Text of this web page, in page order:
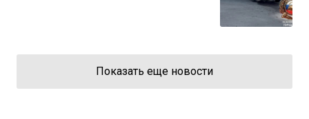
Показать еще новости